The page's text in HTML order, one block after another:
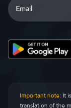
Important note:It
translation of the